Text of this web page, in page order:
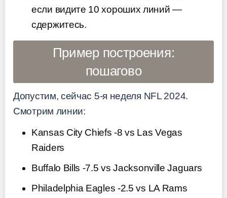
если видите 10 хороших линий —
сдержитесь.
Пример построения:
пошагово
Допустим, сейчас 5-я неделя NFL 2024.
Смотрим линии:
Kansas City Chiefs -8 vs Las Vegas
Raiders
Buffalo Bills -7.5 vs Jacksonville Jaguars
Philadelphia Eagles -2.5 vs LA Rams